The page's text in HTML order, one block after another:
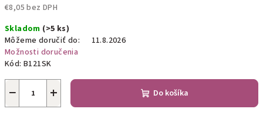
€8,05 bez DPH
cena:
Skladom (>5 ks)
Môžeme doručiť do:
11.8.2026
Možnosti doručenia
Kód: B121SK
+
− Do košíka